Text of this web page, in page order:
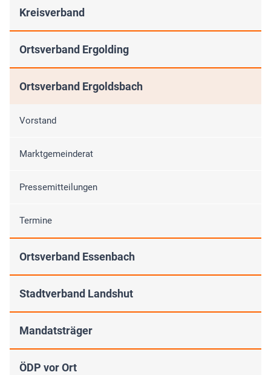
Kreisverband
Ortsverband Ergolding
Ortsverband Ergoldsbach
Vorstand
Marktgemeinderat
Pressemitteilungen
Termine
Ortsverband Essenbach
Stadtverband Landshut
Mandatsträger
ÖDP vor Ort